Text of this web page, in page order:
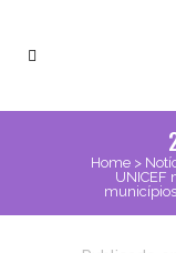
Home >
UNICEF